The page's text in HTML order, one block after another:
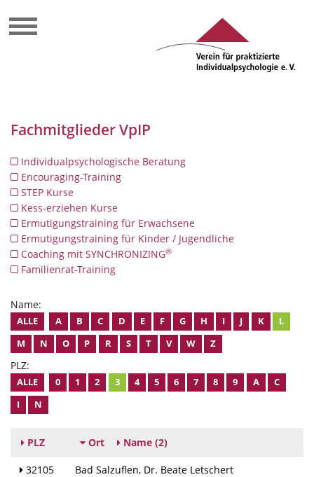
Fachmitglieder VpIP
Individualpsychologische Beratung
Encouraging-Training
STEP Kurse
Kess-erziehen Kurse
Ermutigungstraining für Erwachsene
Ermutigungstraining für Kinder / Jugendliche
Coaching mit SYNCHRONIZING®
Familienrat-Training
Name:
ALLE A B C D E F G H I J K
L
M
N O P R S T V W Z
PLZ:
ALLE 0 1 2 3 4 5 6 7 8 9 A
C
I
N
PLZ Ort Name (2)
32105 Bad Salzuflen Dr. Beate Letschert